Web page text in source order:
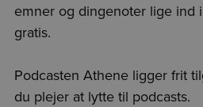
emner og dingenoter lige ind
gratis.
Podcasten Athene ligger frit
du plejer at lytte til podcasts.